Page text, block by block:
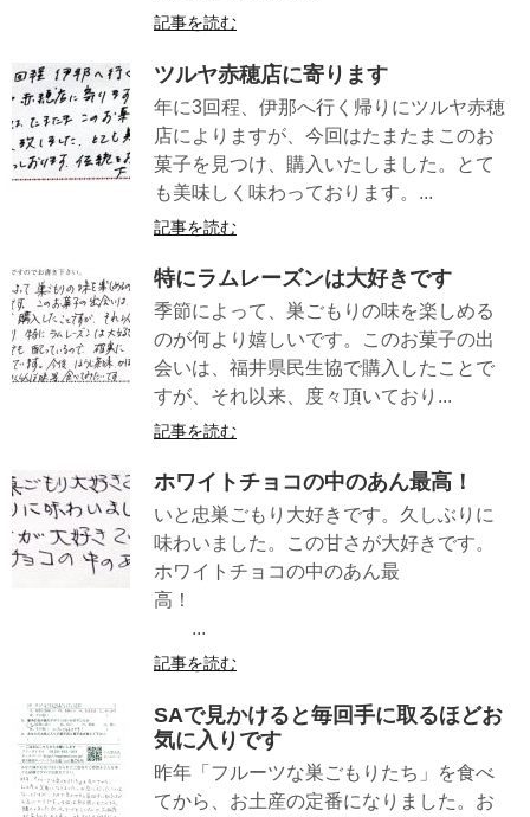
記事を読む
ツルヤ赤穂店に寄ります
年に3回程、伊那へ行く帰りにツルヤ赤穂
店によりますが、今回はたまたまこのお
菓子を見つけ、購入いたしました。とて
も美味しく味わっております。...
記事を読む
特にラムレーズンは大好きです
季節によって、巣ごもりの味を楽しめる
のが何より嬉しいです。このお菓子の出
会いは、福井県民生協で購入したことで
すが、それ以来、度々頂いており...
記事を読む
ホワイトチョコの中のあん最高！
いと忠巣ごもり大好きです。久しぶりに
味わいました。この甘さが大好きです。
ホワイトチョコの中のあん最
高！
...
記事を読む
SAで見かけると毎回手に取るほどお
気に入りです
昨年「フルーツな巣ごもりたち」を食べ
てから、お土産の定番になりました。お